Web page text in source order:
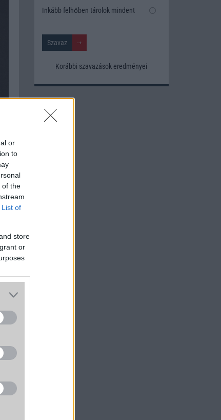
or
to
of the
List of
store
or
Inkább felhőben tárolok mindent
Korábbi szavazások eredményei